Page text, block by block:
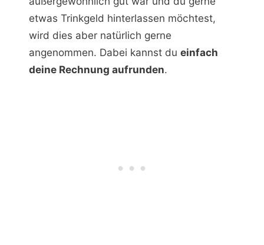
etwas Trinkgeld hinterlassen möchtest,
wird dies aber natürlich gerne
angenommen. Dabei kannst dueinfach
deine Rechnung aufrunden.